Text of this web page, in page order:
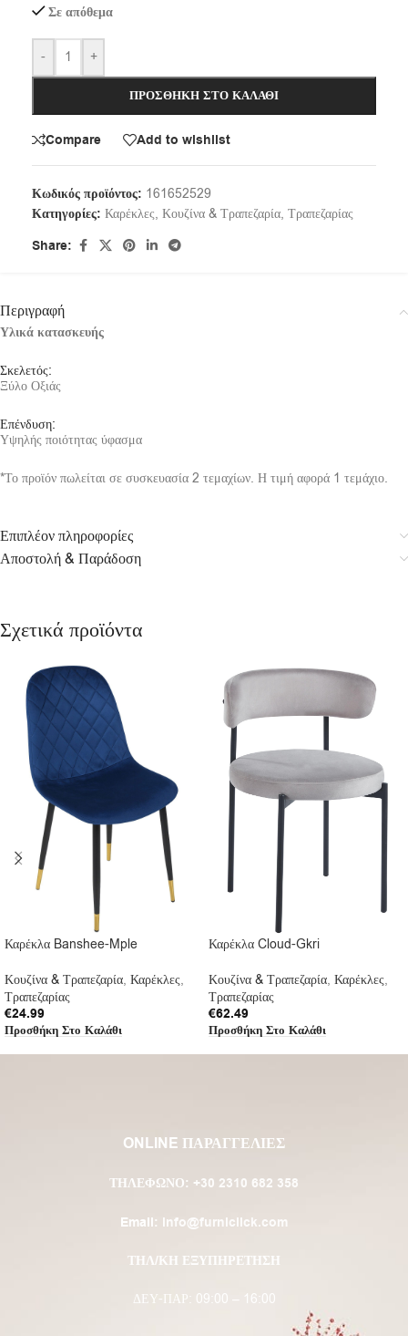
Σε απόθεμα
- +
ΠΡΟΣΘΉΚΗ ΣΤΟ ΚΑΛΆΘΙ
Compare Add to wishlist
Κωδικός προϊόντος: 161652529
Κατηγορίες: Καρέκλες, Κουζίνα & Τραπεζαρία, Τραπεζαρίας
Share:
Περιγραφή
Υλικά κατασκευής
Σκελετός:
Ξύλο Οξιάς
Επένδυση:
Υψηλής ποιότητας ύφασμα
*Το προϊόν πωλείται σε συσκευασία 2 τεμαχίων. Η τιμή αφορά 1 τεμάχιο.
Επιπλέον πληροφορίες
Αποστολή & Παράδοση
Σχετικά προϊόντα
Καρέκλα Banshee-Mple
Κουζίνα & Τραπεζαρία, Καρέκλες,
Τραπεζαρίας
€24.99
Προσθήκη Στο Καλάθι
Καρέκλα Cloud-Gkri
Κουζίνα & Τραπεζαρία, Καρέκλες,
Τραπεζαρίας
€62.49
Προσθήκη Στο Καλάθι
ONLINE ΠΑΡΑΓΓΕΛΙΕΣ
ΤΗΛΈΦΩΝΟ: +30 2310 682 358
Email: info@furniclick.com
ΤΗΛ/ΚΗ ΕΞΥΠΗΡΕΤΗΣΗ
ΔΕΥ-ΠΑΡ: 09:00 – 16:00